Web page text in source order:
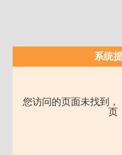
系统
您访问的页面未找到
页